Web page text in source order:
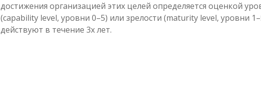
достижения организацией этих целей определяется оценкой
(capability level, уровни 0–5) или зрелости (maturity level, уровни
действуют в течение 3х лет.